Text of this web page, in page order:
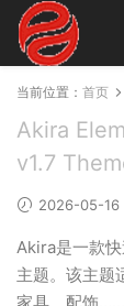
当前位置： 首页
Akira
v1.7
2026-05-16
Akira是一款
主题。该主题